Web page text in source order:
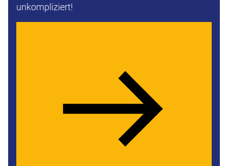
unkompliziert!